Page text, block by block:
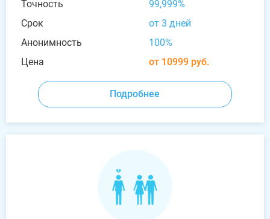
Точность
99,999%
Срок
от 3 дней
Анонимность
100%
Цена
от 10999 руб.
Подробнее